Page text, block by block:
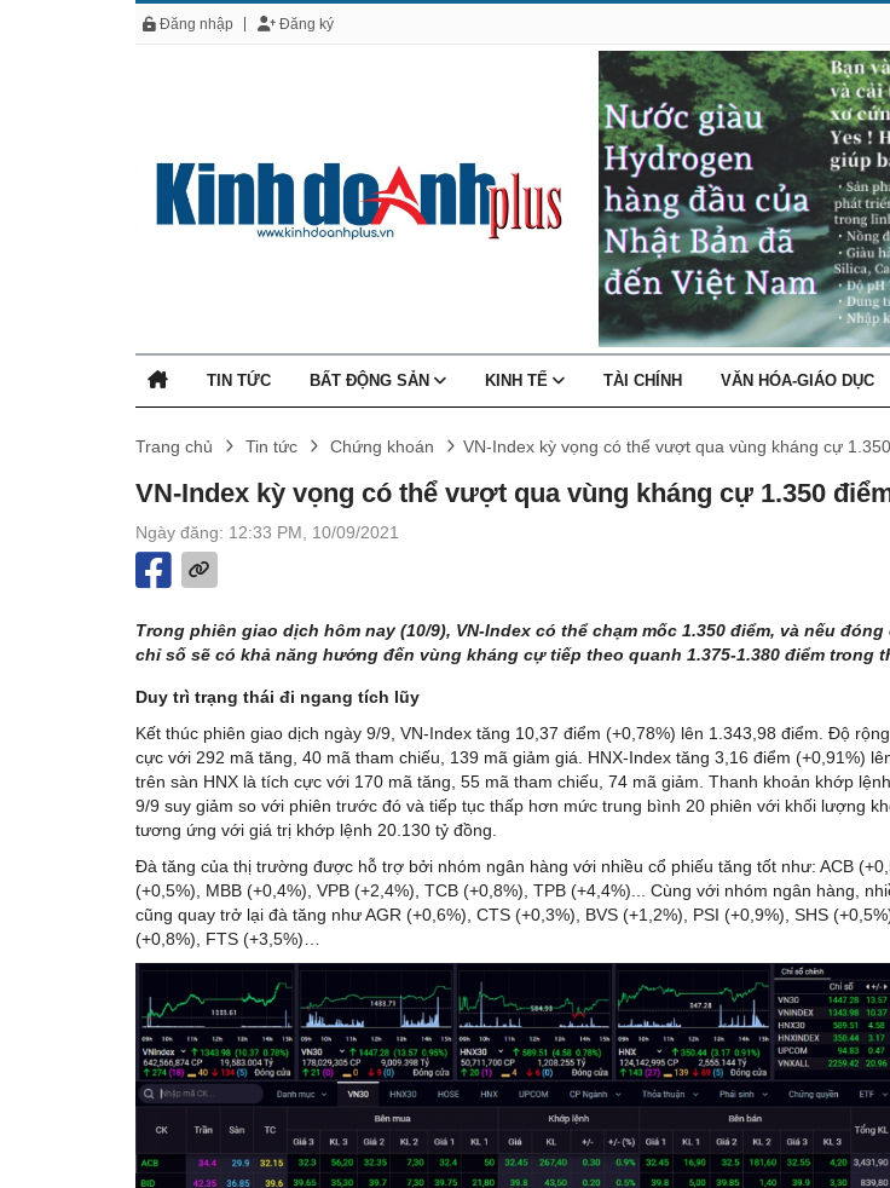
Đăng nhập Đăng ký
TIN TỨC BẤT ĐỘNG SẢN KINH TẾ TÀI CHÍNH VĂN HÓA-GIÁO DỤC
Trang chủ Tin tức Chứng khoán VN-Index kỳ vọng có thể vượt qua vùng kháng cự
VN-Index kỳ vọng có thể vượt qua vùng kháng cự 1.350
Ngày đăng: 12:33 PM, 10/09/2021
Trong phiên giao dịch hôm nay (10/9), VN-Index có thể chạm mốc 1.350 điểm, và nếu
chỉ số sẽ có khả năng hướng đến vùng kháng cự tiếp theo quanh 1.375-1.380 điểm trong
Duy trì trạng thái đi ngang tích lũy
Kết thúc phiên giao dịch ngày 9/9, VN-Index tăng 10,37 điểm (+0,78%) lên 1.343,98 điểm. Độ
cực với 292 mã tăng, 40 mã tham chiếu, 139 mã giảm giá. HNX-Index tăng 3,16 điểm (+0,91%)
trên sàn HNX là tích cực với 170 mã tăng, 55 mã tham chiếu, 74 mã giảm. Thanh khoản khớp
9/9 suy giảm so với phiên trước đó và tiếp tục thấp hơn mức trung bình 20 phiên với khối lượng
tương ứng với giá trị khớp lệnh 20.130 tỷ đồng.
Đà tăng của thị trường được hỗ trợ bởi nhóm ngân hàng với nhiều cổ phiếu tăng tốt như: ACB
(+0,5%), MBB (+0,4%), VPB (+2,4%), TCB (+0,8%), TPB (+4,4%)... Cùng với nhóm ngân hàng,
cũng quay trở lại đà tăng như AGR (+0,6%), CTS (+0,3%), BVS (+1,2%), PSI (+0,9%), SHS
(+0,8%), FTS (+3,5%)…